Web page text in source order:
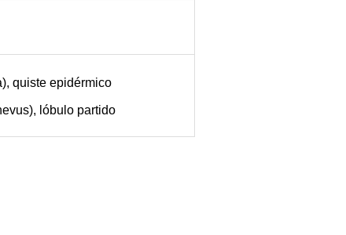
quiste epidérmico
lóbulo partido